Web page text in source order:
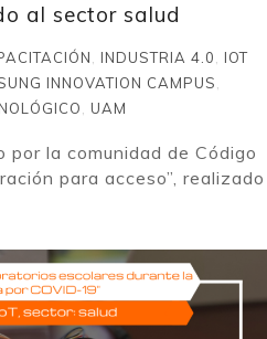
al sector salud
INDUSTRIA 4.0
IOT
INNOVATION CAMPUS
UAM
la comunidad de Código
para acceso”, realizado